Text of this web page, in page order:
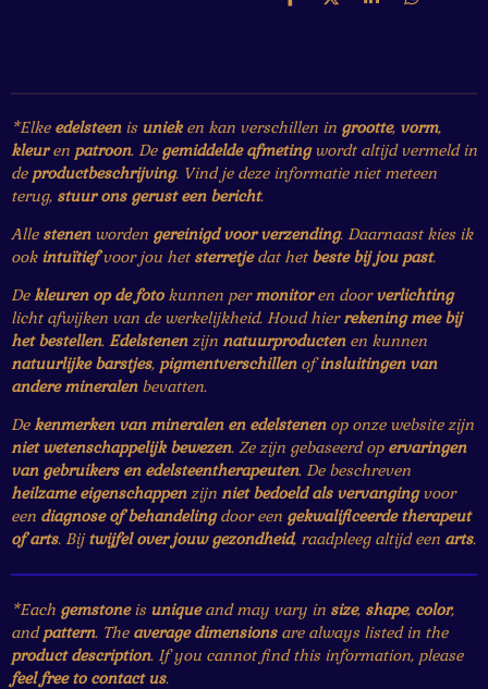
D
D
S
D
*Elke edelsteenis unieken kan verschillen in grootte, vorm,
kleuren patroon. De gemiddelde afmetingwordt altijd vermeld in
de productbeschrijving. Vind je deze informatie niet meteen
terug, stuur ons gerust een bericht.
Alle stenenworden gereinigd voor verzending. Daarnaast kies ik
ook intuïtiefvoor jou het sterretjedat het beste bij jou past.
De kleuren op de fotokunnen permonitoren doorverlichting
licht afwijken van de werkelijkheid. Houd hierrekening mee bij
het bestellen. Edelstenenzijn natuurproductenen kunnen
natuurlijke barstjes, pigmentverschillenofinsluitingen van
andere mineralenbevatten.
De kenmerken van mineralen en edelstenenop onze website zijn
niet wetenschappelijk bewezen. Ze zijn gebaseerd op ervaringen
van gebruikers en edelsteentherapeuten. De beschreven
heilzame eigenschappenzijn niet bedoeld als vervangingvoor
een diagnose of behandelingdoor een gekwalificeerde therapeut
of arts. Bijtwijfel over jouw gezondheid, raadpleeg altijd een arts.
*Each gemstoneis uniqueand may vary in size, shape, color,
andpattern. The average dimensionsare always listed in the
product description. If you cannot find this information, please
feel free to contact us.